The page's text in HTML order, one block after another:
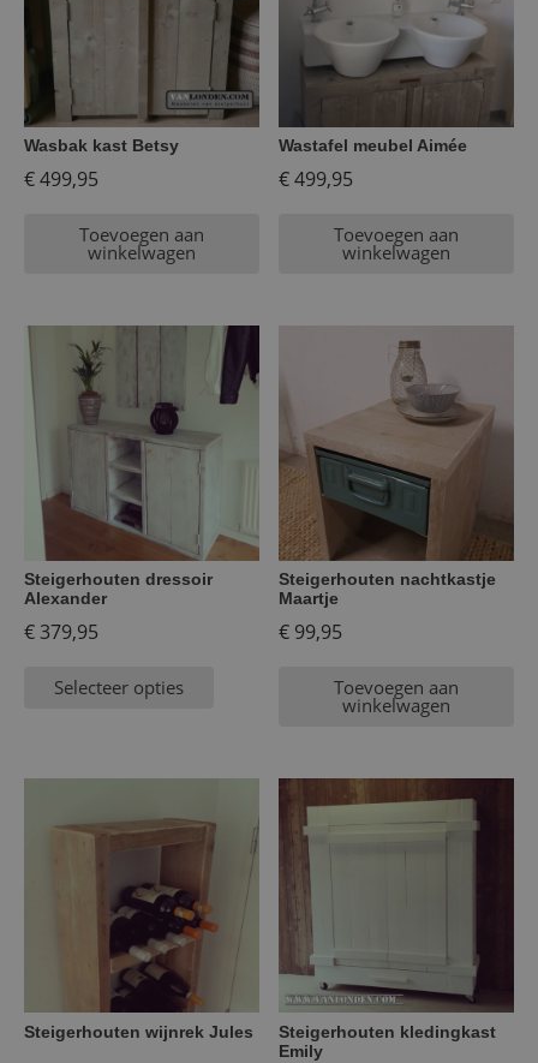
Wasbak kast Betsy
€499,95
Toevoegen aan
winkelwagen
Wastafel meubel Aimée
€499,95
Toevoegen aan
winkelwagen
Steigerhouten dressoir
Alexander
€379,95
Selecteer opties
Steigerhouten nachtkastje
Maartje
€ 99,95
Toevoegen aan
winkelwagen
Steigerhouten wijnrek Jules
Steigerhouten kledingkast
Emily